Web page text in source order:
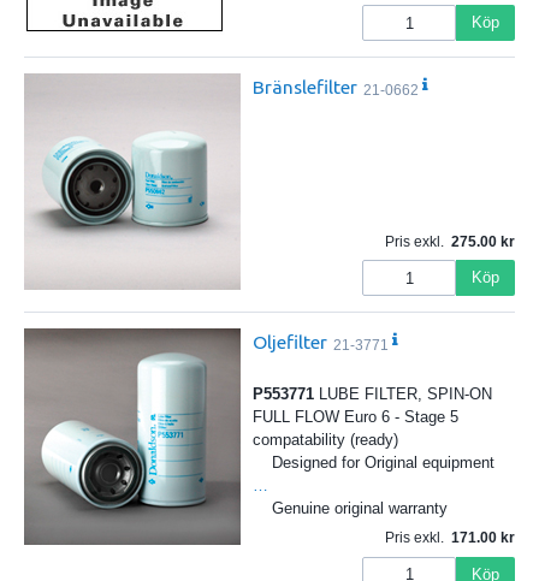
Köp
Bränslefilter 21-0662
Pris exkl. 275.00
Köp
Oljefilter 21-3771
P553771LUBE FILTER, SPIN-ON
FULL FLOW Euro 6 - Stage 5
compatability (ready)
Designed for Original equipment
Genuine original warranty
Pris exkl. 171.00
Köp